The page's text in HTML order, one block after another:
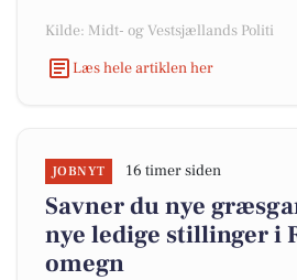
Kilde: Midt- og Vestsjællands Politi
Læs hele artiklen her
JOBNYT 16 timer siden
Savner du nye
nye ledige stillinger i
omegn